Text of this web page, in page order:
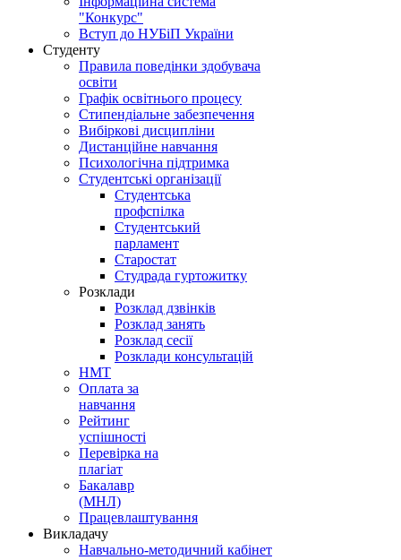
"Конкурс"
Вступ до НУБіП України
Студенту
Правила поведінки здобувача
освіти
Графік освітнього процесу
Стипендіальне забезпечення
Вибіркові дисципліни
Дистанційне навчання
Психологічна підтримка
Студентські організації
Студентська
профспілка
Студентський
парламент
Старостат
Студрада гуртожитку
Розклади
Розклад дзвінків
Розклад занять
Розклад сесії
Розклади консультацій
НМТ
Оплата за
навчання
Рейтинг
успішності
Перевірка на
плагіат
Бакалавр
(МНЛ)
Працевлаштування
Викладачу
Навчально-методичний кабінет